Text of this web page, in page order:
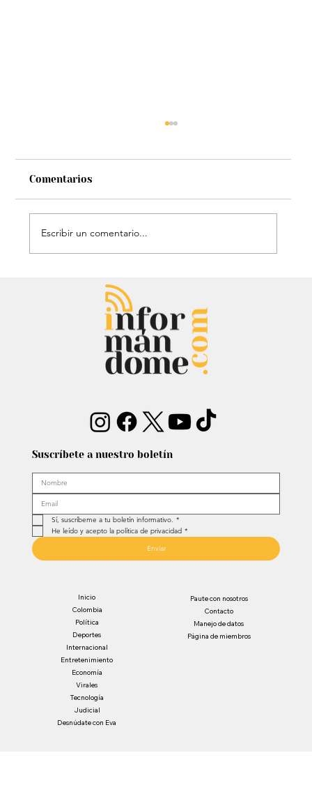
Mauricio Lizcano apuesta por la
ciencia: Anuncia a investigador del
Atlántico como fórmula
vicepresidencial
Comentarios
Escribir un comentario...
Suscríbete a nuestro boletín
Sí, suscríbeme a tu boletín informativo. *
He leído y acepto la política de privacidad *
Enviar
Inicio
Colombia
Política
Deportes
Internacional
Entretenimiento
Economía
Virales
Tecnología
Judicial
Desnúdate con Eva
Paute con nosotros
Contacto
Manejo de datos
Página de miembros